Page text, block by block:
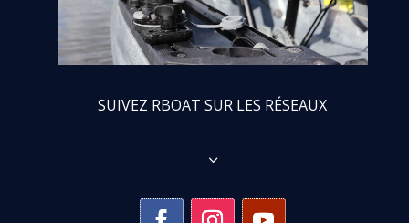
SUIVEZ RBOAT SUR LES RÉSEAUX
3